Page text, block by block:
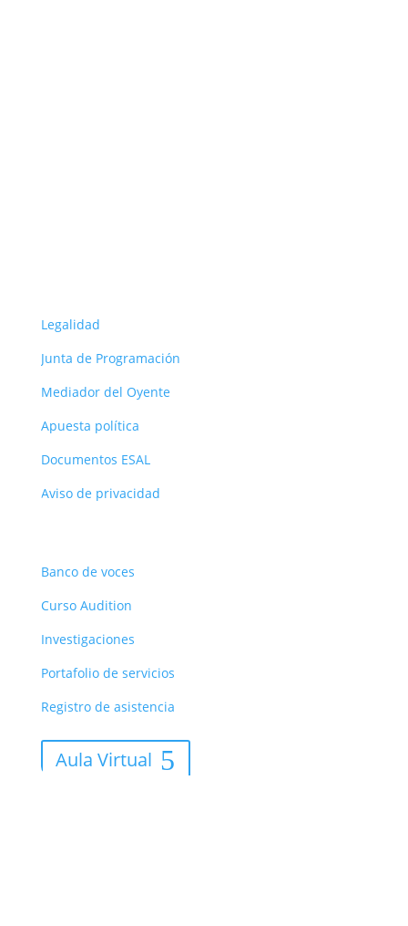
Legalidad
Junta de Programación
Mediador del Oyente
Apuesta política
Documentos ESAL
Aviso de privacidad
Banco de voces
Curso Audition
Investigaciones
Portafolio de servicios
Registro de asistencia
Aula Virtual